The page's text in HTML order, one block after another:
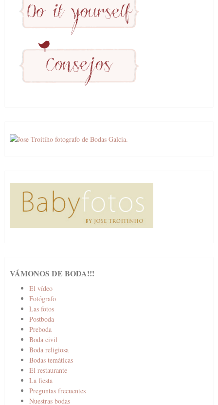
VÁMONOS DE BODA!!!
El vídeo
Fotógrafo
Las fotos
Postboda
Preboda
Boda civil
Boda religiosa
Bodas temáticas
El restaurante
La fiesta
Preguntas frecuentes
Nuestras bodas